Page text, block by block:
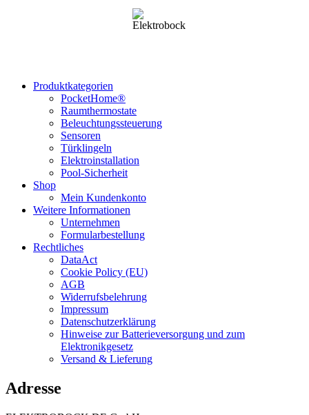
Produktkategorien
PocketHome®
Raum­thermostate
Beleuchtungs­steuerung
Sensoren
Türk­lingeln
Elektro­installation
Pool-Sicherheit
Shop
Mein Kundenkonto
Weitere Informationen
Unternehmen
Formularbestellung
Rechtliches
DataAct
Cookie Policy (EU)
AGB
Widerrufsbelehrung
Impressum
Datenschutzerklärung
Hinweise zur Batterieversorgung und zum
Elektronikgesetz
Versand & Lieferung
Adresse